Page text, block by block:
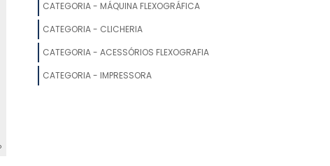
SISTEMA DE DESBOBINAMENTO
DOCTOR BLADE
CATEGORIA - MÁQUINA FLEXOGRÁFICA
CATEGORIA - CLICHERIA
CATEGORIA - ACESSÓRIOS FLEXOGRAFIA
CATEGORIA - IMPRESSORA